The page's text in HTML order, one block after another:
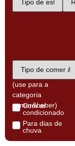
(use para a
categoria
comer&beber)
Com ar
condicionado
Para dias de
chuva